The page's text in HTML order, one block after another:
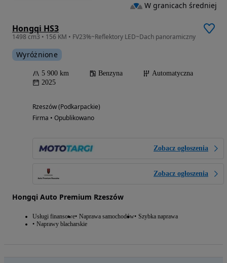
Hongqi HS3
1498 cm3 • 156 KM • FV23%~Reflektory LED~Dach panoramiczny
Wyróżnione
5 900 km Benzyna
Automatyczna
2025
Rzeszów (Podkarpackie)
Firma • Opublikowano
Zobacz ogłoszenia
Zobacz ogłoszenia
Hongqi Auto Premium Rzeszów
Usługi finansowe Naprawa samochodów Szybka naprawa
Naprawy blacharskie
W granicach średniej